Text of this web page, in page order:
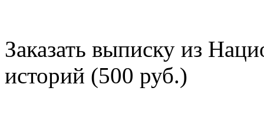
Заказать выписку из
историй (500 руб.)